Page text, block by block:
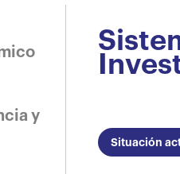
y
Situación